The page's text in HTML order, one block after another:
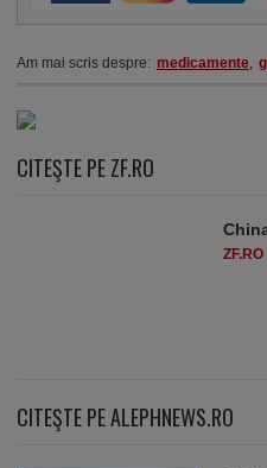
Am mai scris despre: medicamente,
CITEŞTE PE ZF.RO
ZF.RO
CITEŞTE PE ALEPHNEWS.RO